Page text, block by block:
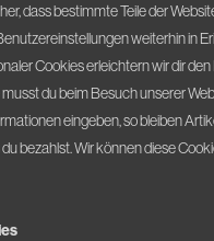
dass bestimmte Teile der
weiterhin in
Cookies erleichtern wir dir
du beim Besuch unserer
eingeben, so bleiben
bezahlst. Wir können diese